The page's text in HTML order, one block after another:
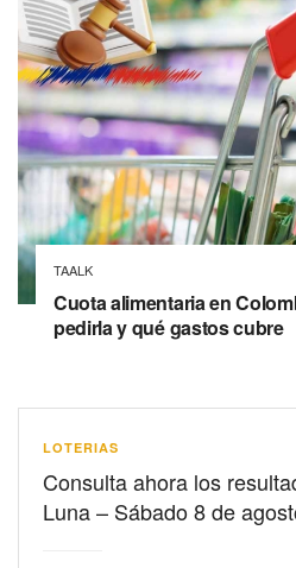
TAALK
Cuota alimentaria en
pedirla y qué gastos cubre
LOTERIAS
Consulta ahora los
Luna – Sábado 8 de